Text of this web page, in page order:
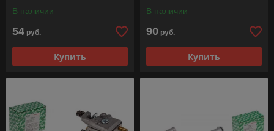
В наличии
54 руб.
Купить
В наличии
90 руб.
Купить